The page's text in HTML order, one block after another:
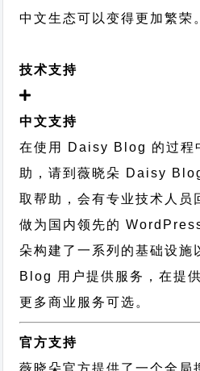
中文生态可以变得更加繁荣
技术支持
中文支持
在使用 Daisy Blog 的过程
助，请到薇晓朵 Daisy
取帮助，会有专业技术人员
做为国内领先的
朵构建了一系列的基础设
Blog 用户提供服务，在提
更多商业服务可选。
官方支持
薇晓朵官方提供了一个全局